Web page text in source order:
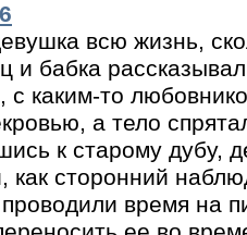
всю жизнь,
и бабка
с каким-то
а тело
к старому дубу,
сторонний
время на